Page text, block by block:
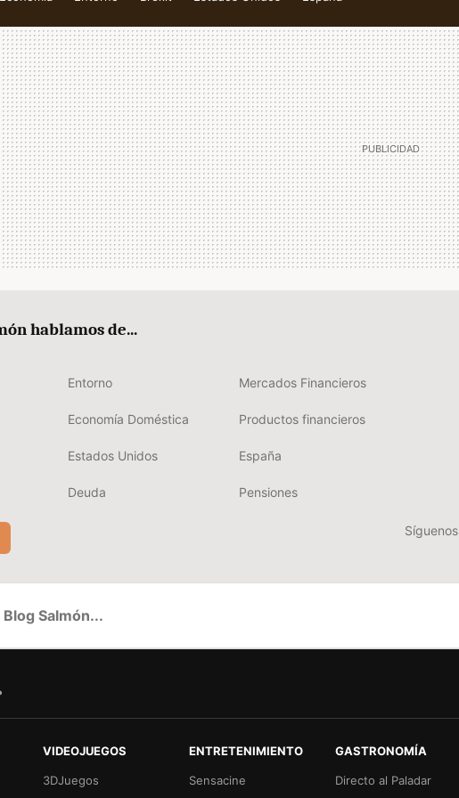
Síguenos
hablamos de...
Entorno Mercados Financieros
Economía Doméstica Productos financieros
Estados Unidos España
Deuda Pensiones
VIDEOJUEGOS
3DJuegos
ENTRETENIMIENTO
Sensacine
GASTRONOMÍA
Directo al Paladar